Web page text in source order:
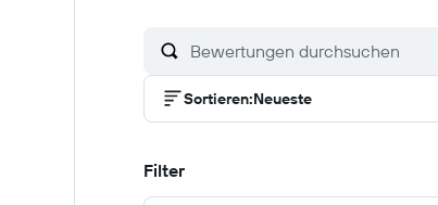
Sortieren:Neueste
Filter